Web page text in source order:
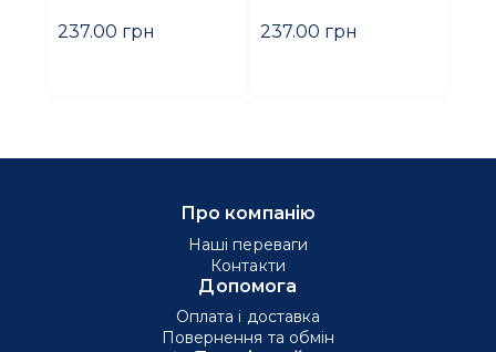
237.00 грн 237.00 грн
Про компанію
Наші переваги
Контакти
Допомога
Оплата і доставка
Повернення та обмін